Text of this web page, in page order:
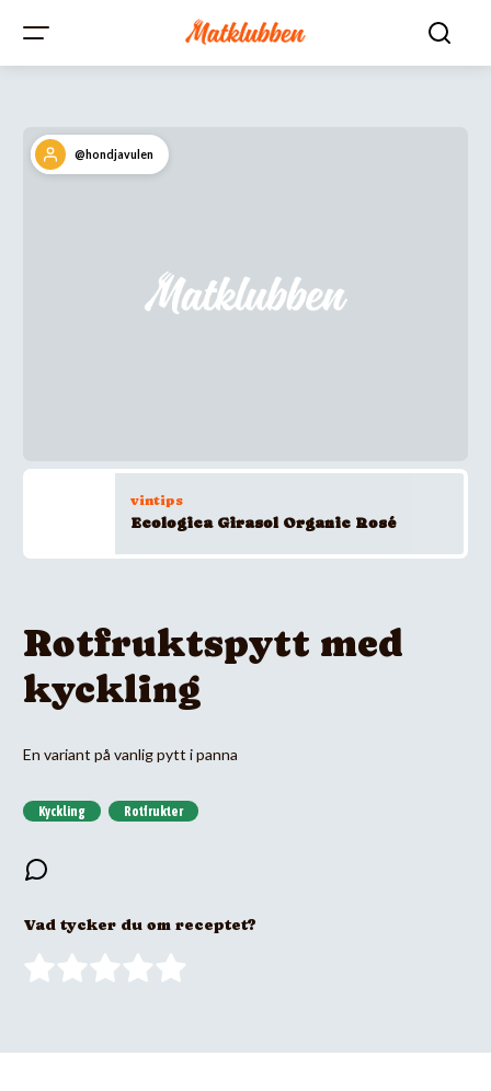
@hondjavulen
vintips
Ecologica Girasol Organic Rosé
Rotfruktspytt med
kyckling
En variant på vanlig pytt i panna
Kyckling Rotfrukter
Vad tycker du om receptet?